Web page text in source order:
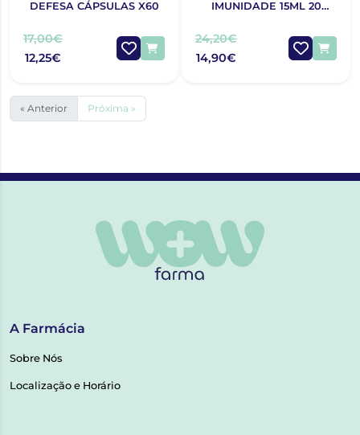
DEFESA CÁPSULAS X60
17,00€
12,25€
IMUNIDADE 15ML 20
24,20€
14,90€
« Anterior Próxima »
A Farmácia
Sobre Nós
Localização e Horário